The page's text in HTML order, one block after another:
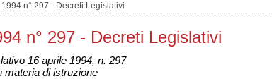
Inserisci parola chiave:
n° 297 - Decreti Legislativi
n° 297 - Decreti Legislativi
16 aprile 1994, n. 297
materia di istruzione